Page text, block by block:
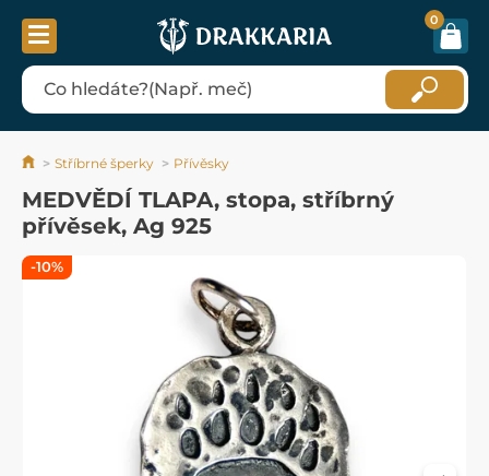
0
Stříbrné šperky Přívěsky
MEDVĚDÍ TLAPA, stopa, stříbrný
přívěsek, Ag 925
-10%